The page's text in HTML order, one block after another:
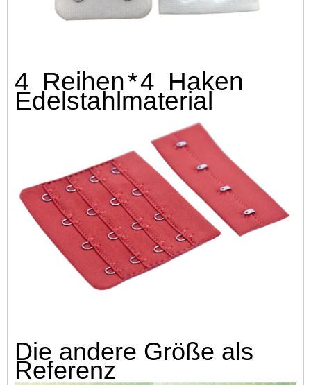
4 Reihen*4 Haken
Edelstahlmaterial
Die andere Größe als
Referenz